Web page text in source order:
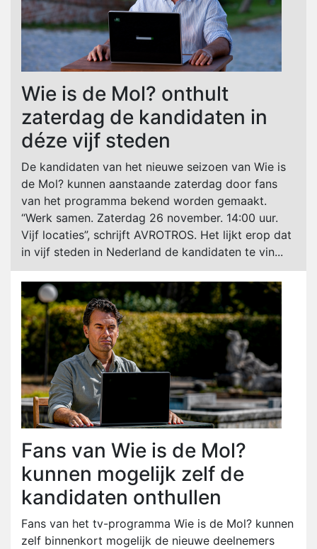
Wie is de Mol? onthult
zaterdag de kandidaten in
déze vijf steden
De kandidaten van het nieuwe seizoen van Wie is
de Mol? kunnen aanstaande zaterdag door fans
van het programma bekend worden gemaakt.
“Werk samen. Zaterdag 26 november. 14:00 uur.
Vijf locaties”, schrijft AVROTROS. Het lijkt erop dat
in vijf steden in Nederland de kandidaten te vin...
Fans van Wie is de Mol?
kunnen mogelijk zelf de
kandidaten onthullen
Fans van het tv-programma Wie is de Mol? kunnen
zelf binnenkort mogelijk de nieuwe deelnemers